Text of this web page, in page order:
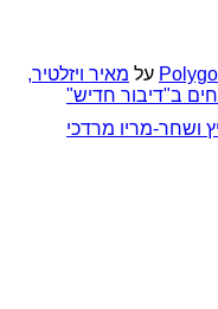
על מאיר ויזלטיר,
ב"דיבור חדיש"
ושחר-מריו מרדכי